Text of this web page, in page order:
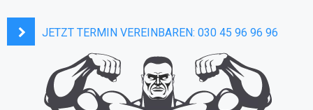
JETZT TERMIN VEREINBAREN: 030 45 96 96 96